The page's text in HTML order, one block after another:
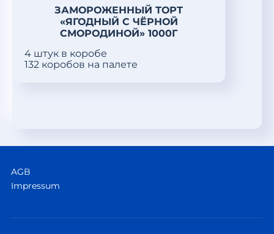
ЗАМОРОЖЕННЫЙ ТОРТ
«ЯГОДНЫЙ С ЧЁРНОЙ
СМОРОДИНОЙ» 1000Г
4 штук в коробе
132 коробов на палете
AGB
Impressum